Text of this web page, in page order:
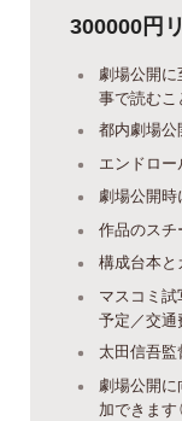
300000円
劇場公開
事で読むこ
都内劇場
エンドロー
劇場公開
作品のス
構成台本
マスコミ
予定／交通
太田信吾監
劇場公開
加できます